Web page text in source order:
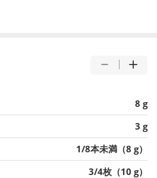
8 g
3 g
1/8本未満（8 g）
3/4枚（10 g）